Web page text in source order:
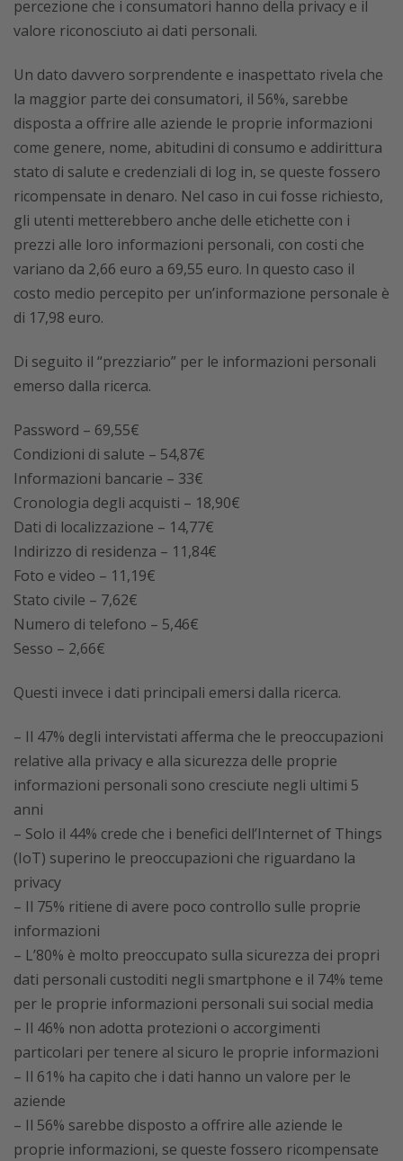
percezione che i consumatori hanno della privacy e il
valore riconosciuto ai dati personali.
Un dato davvero sorprendente e inaspettato rivela che
la maggior parte dei consumatori, il 56%, sarebbe
disposta a offrire alle aziende le proprie informazioni
come genere, nome, abitudini di consumo e addirittura
stato di salute e credenziali di log in, se queste fossero
ricompensate in denaro. Nel caso in cui fosse richiesto,
gli utenti metterebbero anche delle etichette con i
prezzi alle loro informazioni personali, con costi che
variano da 2,66 euro a 69,55 euro. In questo caso il
costo medio percepito per un’informazione personale è
di 17,98 euro.
Di seguito il “prezziario” per le informazioni personali
emerso dalla ricerca.
Password – 69,55€
Condizioni di salute – 54,87€
Informazioni bancarie – 33€
Cronologia degli acquisti – 18,90€
Dati di localizzazione – 14,77€
Indirizzo di residenza – 11,84€
Foto e video – 11,19€
Stato civile – 7,62€
Numero di telefono – 5,46€
Sesso – 2,66€
Questi invece i dati principali emersi dalla ricerca.
– Il 47% degli intervistati afferma che le preoccupazioni
relative alla privacy e alla sicurezza delle proprie
informazioni personali sono cresciute negli ultimi 5
anni
– Solo il 44% crede che i benefici dell’Internet of Things
(IoT) superino le preoccupazioni che riguardano la
privacy
– Il 75% ritiene di avere poco controllo sulle proprie
informazioni
– L’80% è molto preoccupato sulla sicurezza dei propri
dati personali custoditi negli smartphone e il 74% teme
per le proprie informazioni personali sui social media
– Il 46% non adotta protezioni o accorgimenti
particolari per tenere al sicuro le proprie informazioni
– Il 61% ha capito che i dati hanno un valore per le
aziende
– Il 56% sarebbe disposto a offrire alle aziende le
proprie informazioni, se queste fossero ricompensate